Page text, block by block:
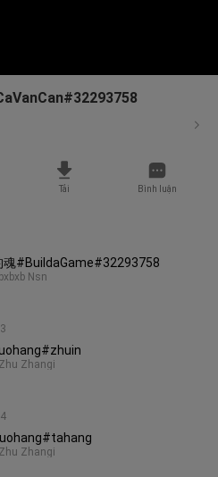
Tải Bình luận
魂#BuildaGame#32293758
3
bxbxb Nsn
4
Zhu Zhangi
Zhu Zhangi